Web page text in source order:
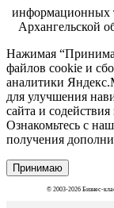
информационных
Архангельской
Нажимая
файлов cookie и
аналитики
для улучшения
сайта и
Ознакомьтесь с
получения
Принимаю
© 2003-2026 Бизнес-